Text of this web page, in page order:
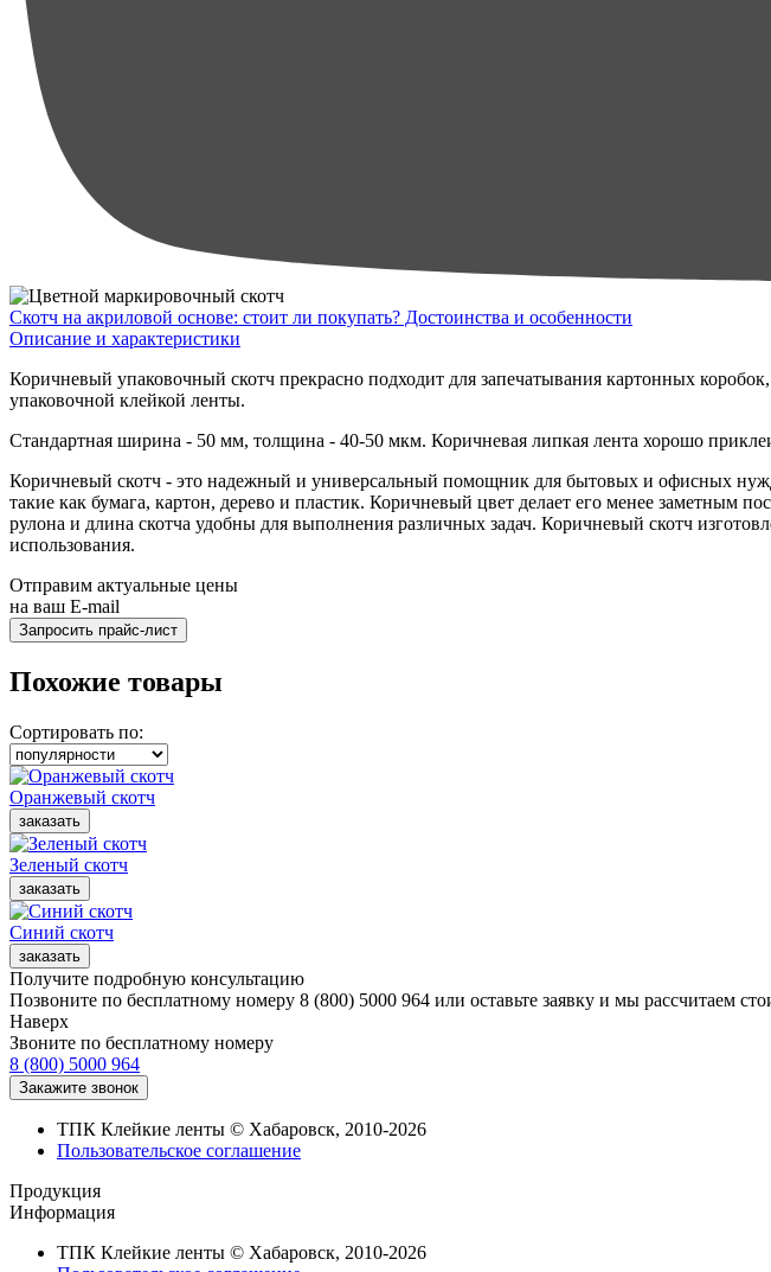
Скотч на акриловой основе: стоит ли покупать? Достоинства и особенности
Описание и характеристики
Коричневый упаковочный скотч прекрасно подходит для запечатывания картонных
упаковочной клейкой ленты.
Стандартная ширина - 50 мм, толщина - 40-50 мкм. Коричневая липкая лента хорошо
Коричневый скотч - это надежный и универсальный помощник для бытовых и офисных
такие как бумага, картон, дерево и пластик. Коричневый цвет делает его менее заметным
рулона и длина скотча удобны для выполнения различных задач. Коричневый скотч
использования.
Отправим актуальные цены
на ваш E-mail
Похожие товары
Сортировать по:
Оранжевый скотч
Зеленый скотч
Синий скотч
Получите подробную консультацию
Позвоните по бесплатному номеру 8 (800) 5000 964 или оставьте заявку и мы рассчитаем
Наверх
Звоните по бесплатному номеру
8 (800) 5000 964
ТПК Клейкие ленты © Хабаровск, 2010-2026
Пользовательское соглашение
Продукция
Информация
ТПК Клейкие ленты © Хабаровск, 2010-2026